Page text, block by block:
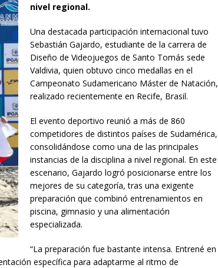
nivel regional.
Una destacada participación internacional tuvo
Sebastián Gajardo, estudiante de la carrera de
Diseño de Videojuegos de Santo Tomás sede
Valdivia, quien obtuvo cinco medallas en el
Campeonato Sudamericano Máster de Natación,
realizado recientemente en Recife, Brasil.
El evento deportivo reunió a más de 860
competidores de distintos países de Sudamérica,
consolidándose como una de las principales
instancias de la disciplina a nivel regional. En este
escenario, Gajardo logró posicionarse entre los
mejores de su categoría, tras una exigente
preparación que combinó entrenamientos en
piscina, gimnasio y una alimentación
especializada.
“La preparación fue bastante intensa. Entrené en
específica para adaptarme al ritmo de